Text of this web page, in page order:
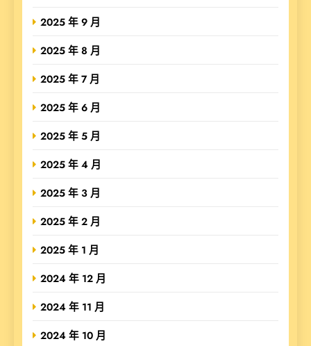
2025 年 9 月
2025 年 8 月
2025 年 7 月
2025 年 6 月
2025 年 5 月
2025 年 4 月
2025 年 3 月
2025 年 2 月
2025 年 1 月
2024 年 12 月
2024 年 11 月
2024 年 10 月